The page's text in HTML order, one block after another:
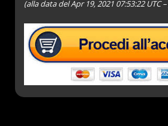
(alla data del Apr 19, 2021 07:53:22 UTC –